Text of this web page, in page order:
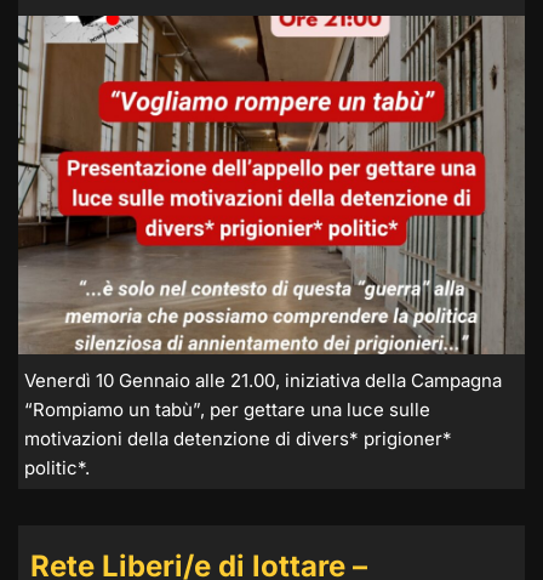
Venerdì 10 Gennaio alle 21.00, iniziativa della Campagna
“Rompiamo un tabù”, per gettare una luce sulle
motivazioni della detenzione di divers* prigioner*
politic*.
Rete Liberi/e di lottare –